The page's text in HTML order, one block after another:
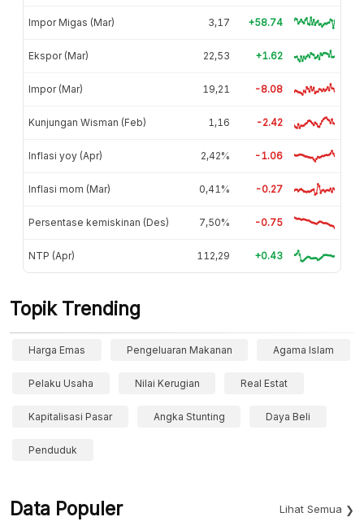
Impor Migas (Mar) 3,17 +58.74
Ekspor (Mar) 22,53 +1.62
Impor (Mar) 19,21 -8.08
Kunjungan Wisman (Feb) 1,16 -2.42
Inflasi yoy (Apr) 2,42% -1.06
Inflasi mom (Mar) 0,41% -0.27
Persentase kemiskinan (Des) 7,50% -0.75
NTP (Apr) 112,29 +0.43
Topik Trending
Harga Emas Pengeluaran Makanan Agama Islam
Pelaku Usaha Nilai Kerugian Real Estat
Kapitalisasi Pasar Angka Stunting Daya Beli
Penduduk
Data Populer Lihat Semua